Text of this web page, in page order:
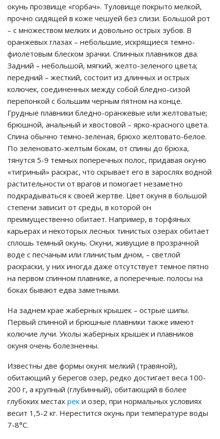
окунь прозвище «горбач». Туловище покрыто мелкой,
прочно сидящей в коже чешуей без слизи. Большой рот
– с множеством мелких и довольно острых зубов. В
оранжевых глазах – небольшие, искрящиеся темно-
фиолетовым блеском зрачки. Спинных плавников два.
Задний – небольшой, мягкий, желто-зеленого цвета;
передний – жесткий, состоит из длинных и острых
колючек, соединенных между собой бледно-сизой
перепонкой с большим черным пятном на конце.
Грудные плавники бледно-оранжевые или желтоватые;
брюшной, анальный и хвостовой – ярко-красного цвета.
Спина обычно темно-зеленая, брюхо желтовато-белое.
По зеленовато-желтым бокам, от спины до брюха,
тянутся 5-9 темных поперечных полос, придавая окуню
«тигриный» раскрас, что скрывает его в зарослях водной
растительности от врагов и помогает незаметно
подкрадываться к своей жертве. Цвет окуня в большой
степени зависит от среды, в которой он
преимущественно обитает. Например, в торфяных
карьерах и некоторых лесных тинистых озерах обитает
сплошь темный окунь. Окуни, живущие в прозрачной
воде с песчаным или глинистым дном, – светлой
раскраски, у них иногда даже отсутствует темное пятно
на первом спинном плавнике, а поперечные. полосы на
боках бывают едва заметными.
На заднем крае жаберных крышек – острые шипы.
Первый спинной и брюшные плавники также имеют
колючие лучи. Уколы жаберных крышек и плавников
окуня очень болезненны.
Известны две формы окуня: мелкий (травяной),
обитающий у берегов озер, редко достигает веса 100-
200 г, а крупный (глубинный), обитающий в более
глубоких местах рек и озер, при нормальных условиях
весит 1,5-2 кг. Нерестится окунь при температуре воды
7-8°С.